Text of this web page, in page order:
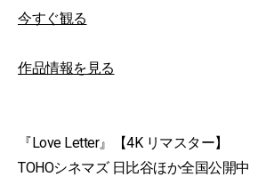
今すぐ観る
作品情報を見る
『Love Letter』【4K リマスター】
TOHOシネマズ 日比谷ほか全国公開中